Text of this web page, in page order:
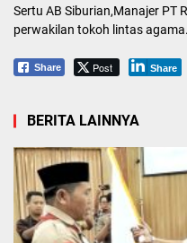
Sertu AB Siburian,Manajer PT
perwakilan tokoh lintas
Share Post Share
BERITA LAINNYA